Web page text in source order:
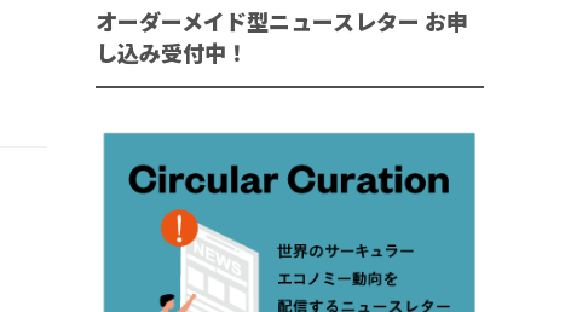
オーダーメイド型ニュースレター お申
し込み受付中！